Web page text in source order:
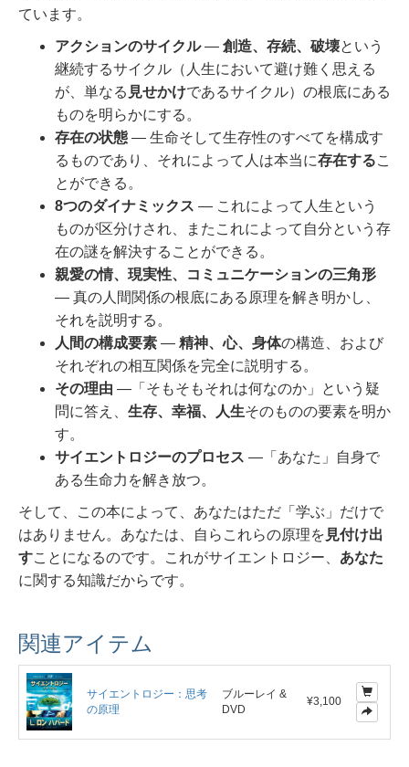
ています。
アクションのサイクル― 創造、存続、破壊という
継続するサイクル（人生において避け難く思える
が、単なる 見せかけであるサイクル）の根底にある
ものを明らかにする。
存在の状態 ― 生命そして生存性のすべてを構成す
るものであり、それによって人は本当に存在するこ
とができる。
8つのダイナミックス ― これによって人生という
ものが区分けされ、またこれによって自分という存
在の謎を解決することができる。
親愛の情、現実性、コミュニケーションの三角形
― 真の人間関係の根底にある原理を解き明かし、
それを説明する。
人間の構成要素 ― 精神、心、身体の構造、および
それぞれの相互関係を完全に説明する。
その理由 ―「そもそもそれは何なのか」という疑
問に答え、 生存、幸福、人生そのものの要素を明か
す。
サイエントロジーのプロセス ―「あなた」自身で
ある生命力を解き放つ。
そして、この本によって、あなたはただ「学ぶ」だけで
はありません。あなたは、自らこれらの原理を 見付け出
すことになるのです。これがサイエントロジー、 あなた
に関する知識だからです。
関連アイテム
サイエントロジー：思考
の原理
ブルーレイ &
DVD
¥3,100